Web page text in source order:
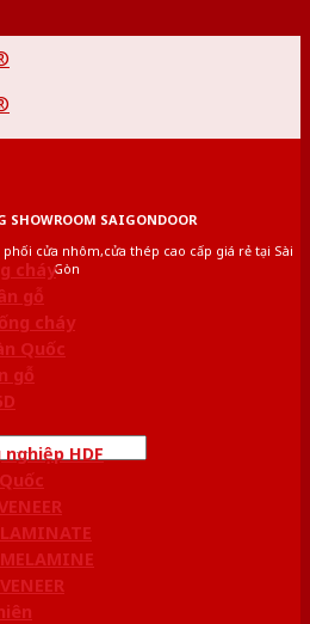
SHOWROOM SAIGONDOOR
cửa nhôm,cửa thép cao cấp giá rẻ tại Sài
Gòn
cháy
gỗ
cháy
Quốc
gỗ
HDF